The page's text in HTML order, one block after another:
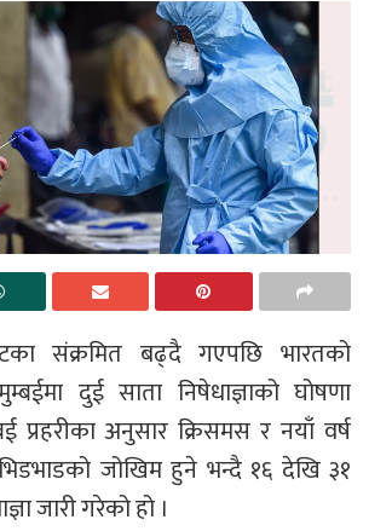
संक्रमित बढ्दै गएपछि भारतको
दुई साता निषेधाज्ञाको घोषणा
प्रहरीका अनुसार क्रिसमस र नयाँ वर्ष
जोखिम हुने भन्दै १६ देखि ३१
जारी गरेको हो ।